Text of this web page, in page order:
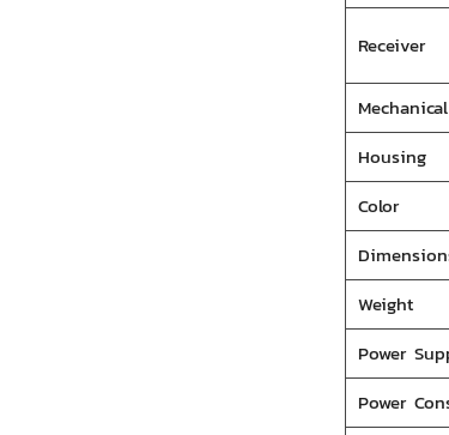
Receiver
Mechanical
Housing
Color
Weight
Power
Power